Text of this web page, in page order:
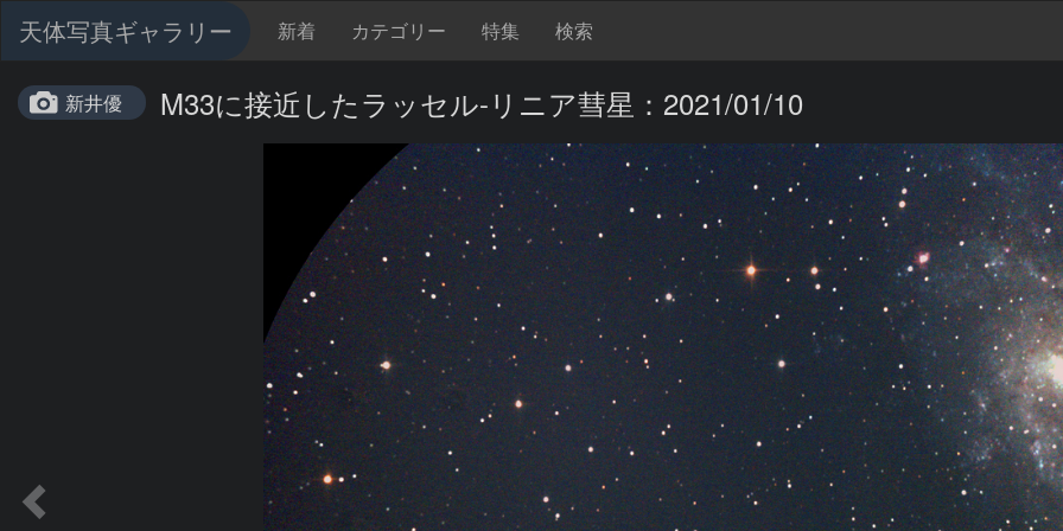
天体写真ギャラリー 新着 カテゴリー 特集 検索
新井優 M33に接近したラッセル-リニア彗星：2021/01/10